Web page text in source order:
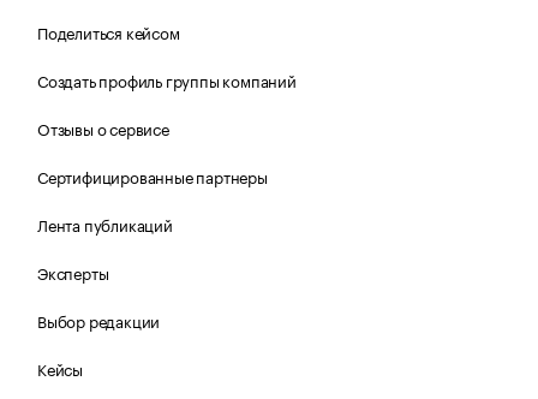
Поделиться кейсом
Создать профиль группы компаний
Отзывы о сервисе
Сертифицированные партнеры
Лента публикаций
Эксперты
Выбор редакции
Кейсы